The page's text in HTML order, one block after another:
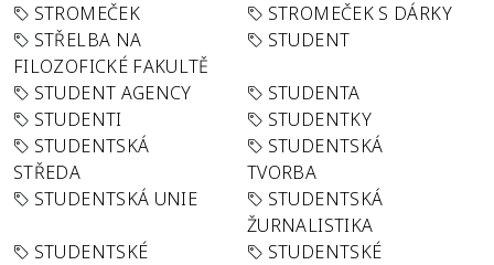
STROMEČEK
STROMEČEK S DÁRKY
STŘELBA NA
FILOZOFICKÉ FAKULTĚ
STUDENT
STUDENT AGENCY
STUDENTA
STUDENTI
STUDENTKY
STUDENTSKÁ
STŘEDA
STUDENTSKÁ
TVORBA
STUDENTSKÁ UNIE
STUDENTSKÁ
ŽURNALISTIKA
STUDENTSKÉ
STUDENTSKÉ